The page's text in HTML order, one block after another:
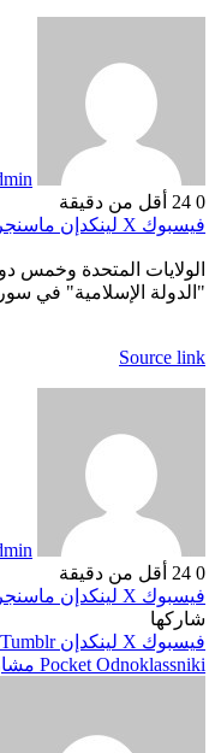
0
أقل من دقيقة
فيسبوك ‫X لينكدإن ماسنجر
الولايات المتحدة وخمس
"الدولة الإسلامية" في
Source link
0
أقل من دقيقة
فيسبوك ‫X لينكدإن ماسنجر
شاركها
فيسبوك ‫X لينكدإن
Odnoklassniki
‫Pocket